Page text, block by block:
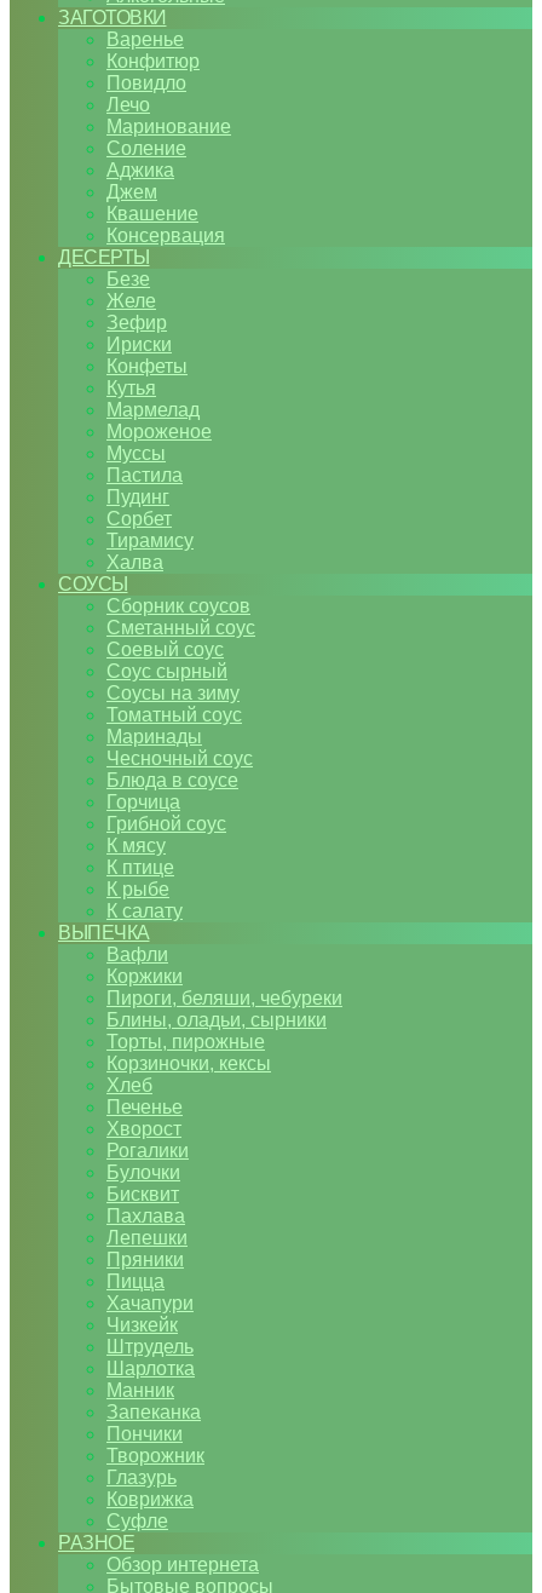
ЗАГОТОВКИ
Варенье
Конфитюр
Повидло
Лечо
Маринование
Соление
Аджика
Джем
Квашение
Консервация
ДЕСЕРТЫ
Безе
Желе
Зефир
Ириски
Конфеты
Кутья
Мармелад
Мороженое
Муссы
Пастила
Пудинг
Сорбет
Тирамису
Халва
СОУСЫ
Сборник соусов
Сметанный соус
Соевый соус
Соус сырный
Соусы на зиму
Томатный соус
Маринады
Чесночный соус
Блюда в соусе
Горчица
Грибной соус
К мясу
К птице
К рыбе
К салату
ВЫПЕЧКА
Вафли
Коржики
Пироги, беляши, чебуреки
Блины, оладьи, сырники
Торты, пирожные
Корзиночки, кексы
Хлеб
Печенье
Хворост
Рогалики
Булочки
Бисквит
Пахлава
Лепешки
Пряники
Пицца
Хачапури
Чизкейк
Штрудель
Шарлотка
Манник
Запеканка
Пончики
Творожник
Глазурь
Коврижка
Суфле
РАЗНОЕ
Обзор интернета
Бытовые вопросы